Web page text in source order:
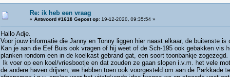
Re: ik heb een vraag
« Antwoord #1618 Gepost op:19-12-2020, 09:35:54 »
Hallo Adje.
Voor jouw informatie die Janny en Tonny liggen hier naast elkaar, de buitenste is
Kan je aan die Eef Buis ook vragen of hij weet of de Sch-195 ook gebakken
planken rondom een in de koelkast gebrand gat, een soort toonbankje zogezegd.
Ik voer op een koel/vriesbootje en dat zouden ze gaan slopen i.v.m. het vele
de andere haven drijven, we hebben toen ook voorgesteld om aan de